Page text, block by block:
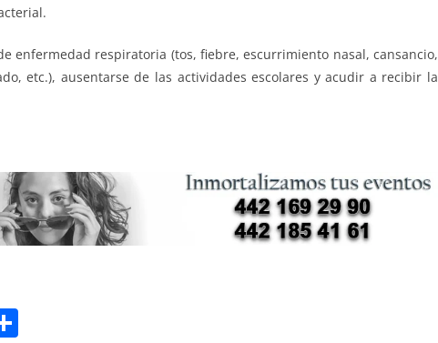
enfermedad respiratoria (tos, fiebre, escurrimiento nasal, cansancio,
etc.), ausentarse de las actividades escolares y acudir a recibir la